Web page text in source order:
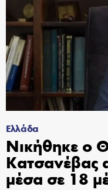
Ελλάδα
Νικήθηκε ο
Κατσανέβας
μέσα σε 18